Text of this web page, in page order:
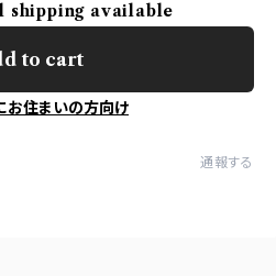
shipping available
to cart
お住まいの方向け
通報する